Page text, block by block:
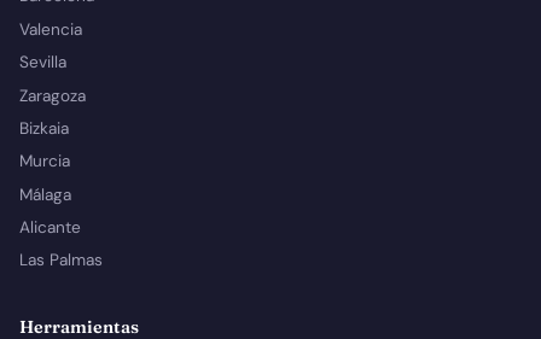
Valencia
Sevilla
Zaragoza
Bizkaia
Murcia
Málaga
Alicante
Las Palmas
Herramientas